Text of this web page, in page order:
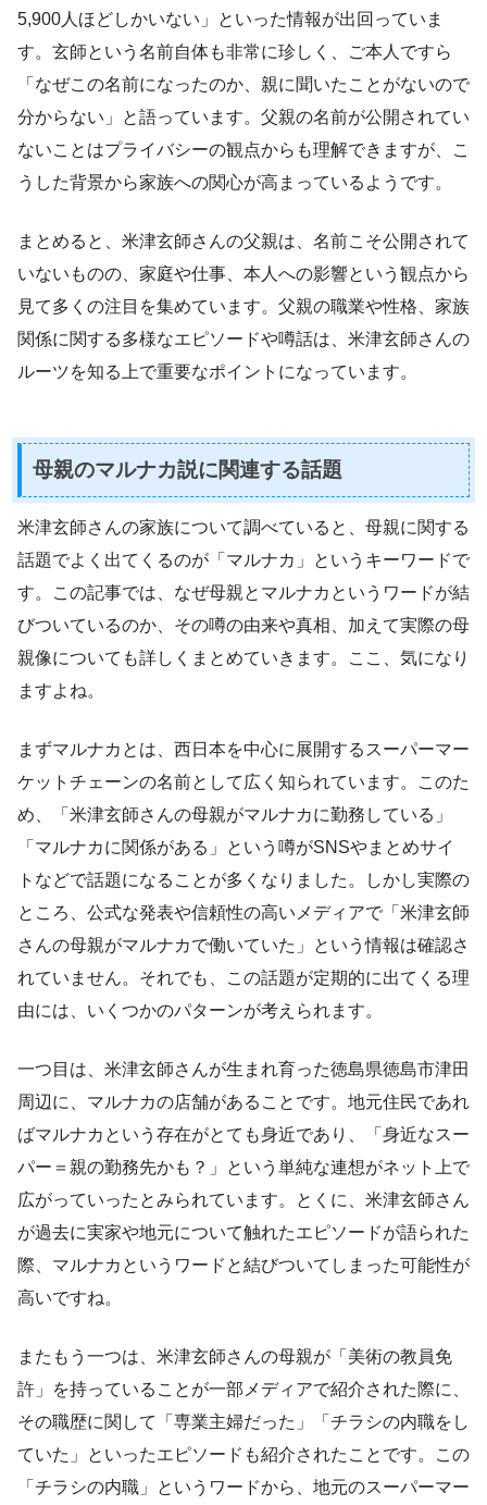
5,900人ほどしかいない」といった情報が出回っていま
す。玄師という名前自体も非常に珍しく、ご本人ですら
「なぜこの名前になったのか、親に聞いたことがないので
分からない」と語っています。父親の名前が公開されてい
ないことはプライバシーの観点からも理解できますが、こ
うした背景から家族への関心が高まっているようです。
まとめると、米津玄師さんの父親は、名前こそ公開されて
いないものの、家庭や仕事、本人への影響という観点から
見て多くの注目を集めています。父親の職業や性格、家族
関係に関する多様なエピソードや噂話は、米津玄師さんの
ルーツを知る上で重要なポイントになっています。
母親のマルナカ説に関連する話題
米津玄師さんの家族について調べていると、母親に関する
話題でよく出てくるのが「マルナカ」というキーワードで
す。この記事では、なぜ母親とマルナカというワードが結
びついているのか、その噂の由来や真相、加えて実際の母
親像についても詳しくまとめていきます。ここ、気になり
ますよね。
まずマルナカとは、西日本を中心に展開するスーパーマー
ケットチェーンの名前として広く知られています。このた
め、「米津玄師さんの母親がマルナカに勤務している」
「マルナカに関係がある」という噂がSNSやまとめサイ
トなどで話題になることが多くなりました。しかし実際の
ところ、公式な発表や信頼性の高いメディアで「米津玄師
さんの母親がマルナカで働いていた」という情報は確認さ
れていません。それでも、この話題が定期的に出てくる理
由には、いくつかのパターンが考えられます。
一つ目は、米津玄師さんが生まれ育った徳島県徳島市津田
周辺に、マルナカの店舗があることです。地元住民であれ
ばマルナカという存在がとても身近であり、「身近なスー
パー＝親の勤務先かも？」という単純な連想がネット上で
広がっていったとみられています。とくに、米津玄師さん
が過去に実家や地元について触れたエピソードが語られた
際、マルナカというワードと結びついてしまった可能性が
高いですね。
またもう一つは、米津玄師さんの母親が「美術の教員免
許」を持っていることが一部メディアで紹介された際に、
その職歴に関して「専業主婦だった」「チラシの内職をし
ていた」といったエピソードも紹介されたことです。この
「チラシの内職」というワードから、地元のスーパーマー